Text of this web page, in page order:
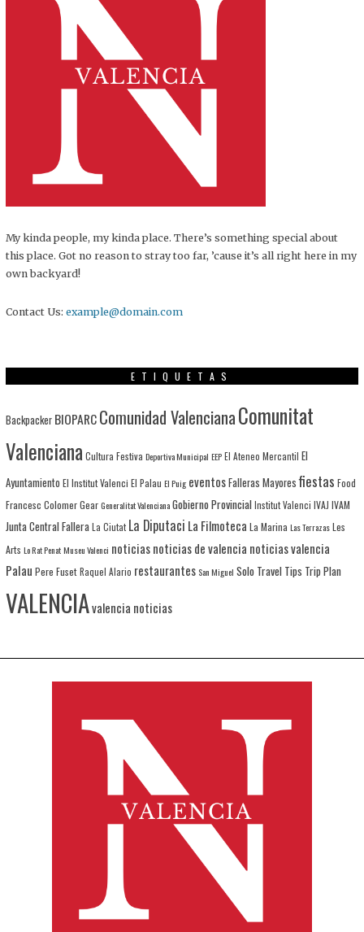
My kinda people, my kinda place. There’s something special about
this place. Got no reason to stray too far, ’cause it’s all right here in my
own backyard!
Contact Us: example@domain.com
ETIQUETAS
Backpacker BIOPARCComunidad ValencianaComunitat
Valenciana Cultura Festiva Deportiva Municipal EEP El Ateneo Mercantil El
Ayuntamiento El Institut Valenci El Palau El Puig eventosFalleras Mayoresfiestas Food
Francesc ColomerGear Generalitat Valenciana Gobierno Provincial Institut Valenci IVAJ IVAM
Junta Central Fallera La Ciutat La Diputaci La Filmoteca La Marina Las Terrazas Les
Arts Lo Rat Penat Museu Valenci noticiasnoticias de valencia noticias valencia
Palau Pere Fuset Raquel Alario restaurantes San Miguel Solo Travel Tips Trip Plan
VALENCIAvalencia noticias